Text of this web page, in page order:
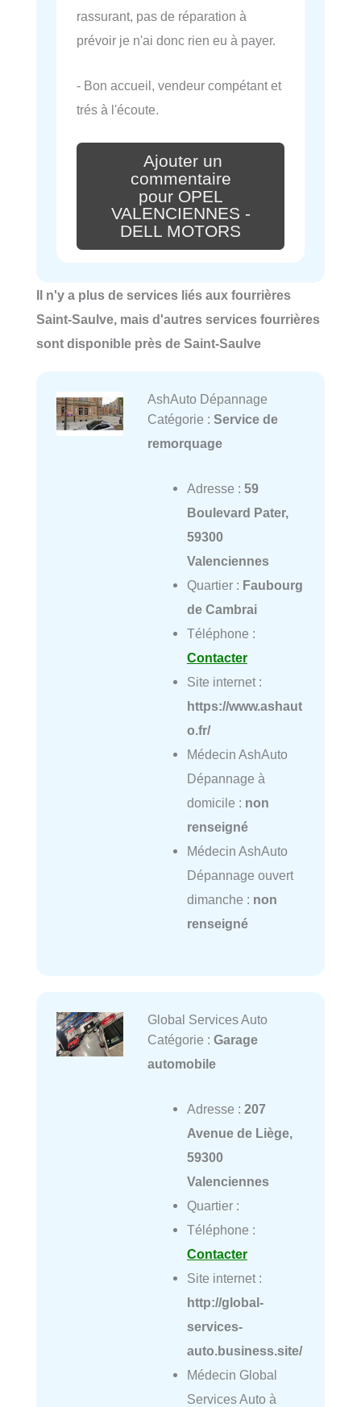
rassurant, pas de réparation à
prévoir je n'ai donc rien eu à payer.
- Bon accueil, vendeur compétant et
trés à l'écoute.
Ajouter un
commentaire
pour OPEL
VALENCIENNES -
DELL MOTORS
Il n'y a plus de services liés aux fourrières
Saint-Saulve, mais d'autres services fourrières
sont disponible près de Saint-Saulve
AshAuto Dépannage
Catégorie : Service de
remorquage
Adresse : 59
Boulevard Pater,
59300
Valenciennes
Quartier : Faubourg
de Cambrai
Téléphone :
Contacter
Site internet :
https://www.ashaut
o.fr/
Médecin AshAuto
Dépannage à
domicile : non
renseigné
Médecin AshAuto
Dépannage ouvert
dimanche : non
renseigné
Global Services Auto
Catégorie : Garage
automobile
Adresse : 207
Avenue de Liège,
59300
Valenciennes
Quartier :
Téléphone :
Contacter
Site internet :
http://global-
services-
auto.business.site/
Médecin Global
Services Auto à